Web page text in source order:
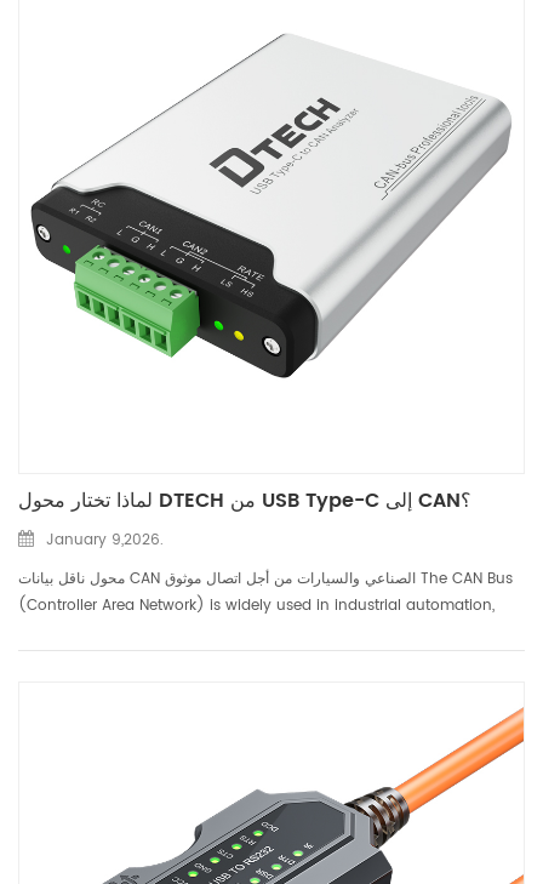
لماذا تختار محول DTECH من USB Type-C إلى CAN؟
January 9,2026.
محول ناقل بيانات CAN الصناعي والسيارات من أجل اتصال موثوق The CAN Bus
(Controller Area Network) is widely used in industrial automation,